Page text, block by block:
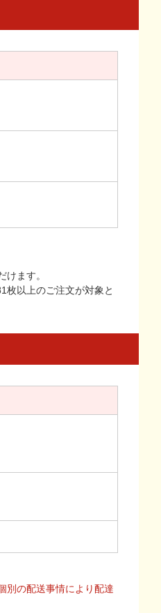
ます。
枚以上のご注文が対象と
別の配送事情により配達